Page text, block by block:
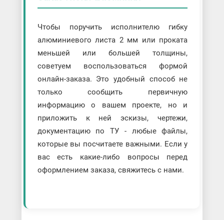
Чтобы поручить исполнителю гибку
алюминиевого листа 2 мм или проката
меньшей или большей толщины,
советуем воспользоваться формой
онлайн-заказа. Это удобный способ не
только сообщить первичную
информацию о вашем проекте, но и
приложить к ней эскизы, чертежи,
документацию по ТУ - любые файлы,
которые вы посчитаете важными. Если у
вас есть какие-либо вопросы перед
оформлением заказа, свяжитесь с нами.